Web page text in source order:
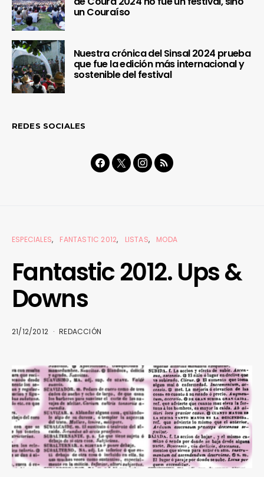
un Couraíso
Nuestra crónica del Sinsal 2024 prueba
que fue la edición más internacional y
sostenible del festival
REDES SOCIALES
ESPECIALES FANTASTIC 2012 LISTAS MODA
Fantastic 2012. Ups &
Downs
21/12/2012 REDACCIÓN